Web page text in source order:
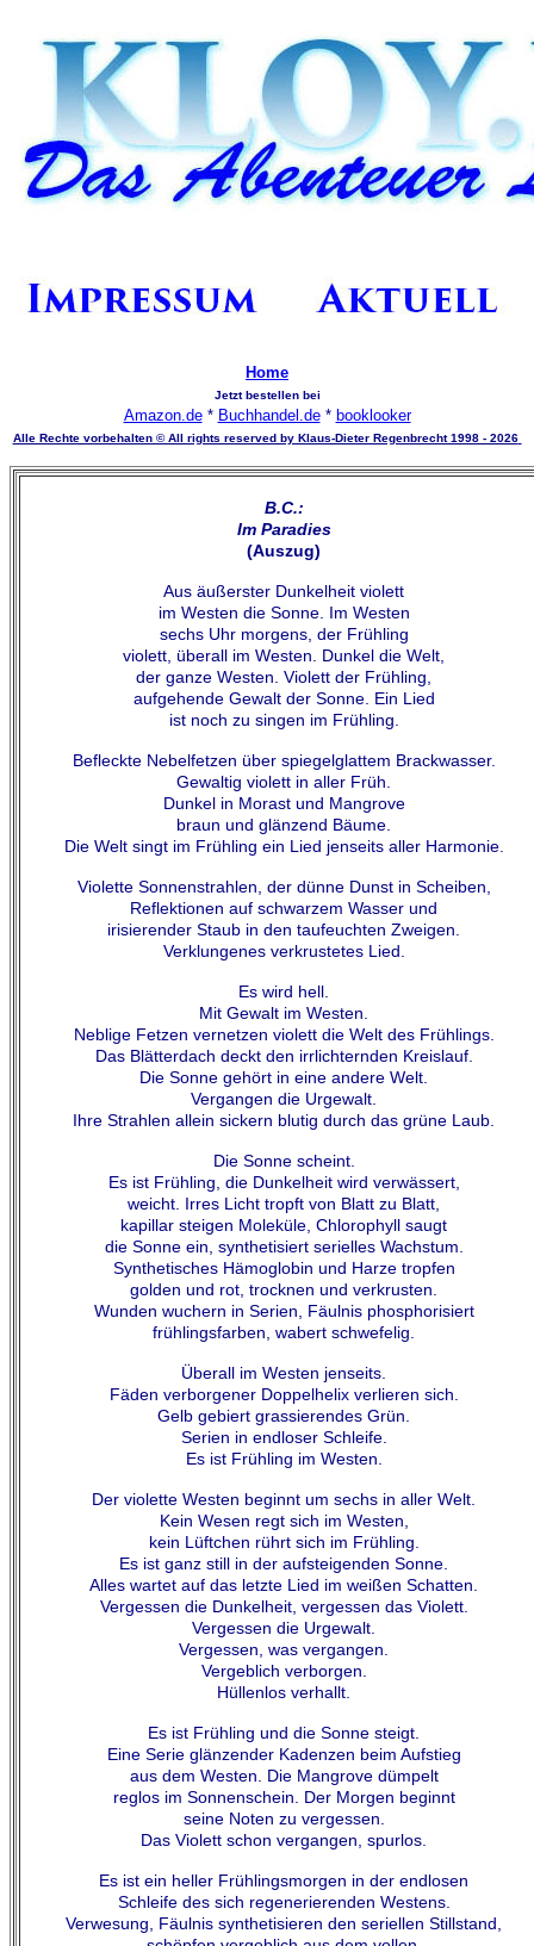
Home
Jetzt bestellen bei
Amazon.de* Buchhandel.de* booklooker
Alle Rechte vorbehalten © All rights reserved by Klaus-Dieter Regenbrecht 1998 - 2026
B.C.:
Im Paradies
(Auszug)
Aus äußerster Dunkelheit violett
im Westen die Sonne. Im Westen
sechs Uhr morgens, der Frühling
violett, überall im Westen. Dunkel die Welt,
der ganze Westen. Violett der Frühling,
aufgehende Gewalt der Sonne. Ein Lied
ist noch zu singen im Frühling.
Befleckte Nebelfetzen über spiegelglattem Brackwasser.
Gewaltig violett in aller Früh.
Dunkel in Morast und Mangrove
braun und glänzend Bäume.
Die Welt singt im Frühling ein Lied jenseits aller Harmonie.
Violette Sonnenstrahlen, der dünne Dunst in Scheiben,
Reflektionen auf schwarzem Wasser und
irisierender Staub in den taufeuchten Zweigen.
Verklungenes verkrustetes Lied.
Es wird hell.
Mit Gewalt im Westen.
Neblige Fetzen vernetzen violett die Welt des Frühlings.
Das Blätterdach deckt den irrlichternden Kreislauf.
Die Sonne gehört in eine andere Welt.
Vergangen die Urgewalt.
Ihre Strahlen allein sickern blutig durch das grüne Laub.
Die Sonne scheint.
Es ist Frühling, die Dunkelheit wird verwässert,
weicht. Irres Licht tropft von Blatt zu Blatt,
kapillar steigen Moleküle, Chlorophyll saugt
die Sonne ein, synthetisiert serielles Wachstum.
Synthetisches Hämoglobin und Harze tropfen
golden und rot, trocknen und verkrusten.
Wunden wuchern in Serien, Fäulnis phosphorisiert
frühlingsfarben, wabert schwefelig.
Überall im Westen jenseits.
Fäden verborgener Doppelhelix verlieren sich.
Gelb gebiert grassierendes Grün.
Serien in endloser Schleife.
Es ist Frühling im Westen.
Der violette Westen beginnt um sechs in aller Welt.
Kein Wesen regt sich im Westen,
kein Lüftchen rührt sich im Frühling.
Es ist ganz still in der aufsteigenden Sonne.
Alles wartet auf das letzte Lied im weißen Schatten.
Vergessen die Dunkelheit, vergessen das Violett.
Vergessen die Urgewalt.
Vergessen, was vergangen.
Vergeblich verborgen.
Hüllenlos verhallt.
Es ist Frühling und die Sonne steigt.
Eine Serie glänzender Kadenzen beim Aufstieg
aus dem Westen. Die Mangrove dümpelt
reglos im Sonnenschein. Der Morgen beginnt
seine Noten zu vergessen.
Das Violett schon vergangen, spurlos.
Es ist ein heller Frühlingsmorgen in der endlosen
Schleife des sich regenerierenden Westens.
Verwesung, Fäulnis synthetisieren den seriellen Stillstand,